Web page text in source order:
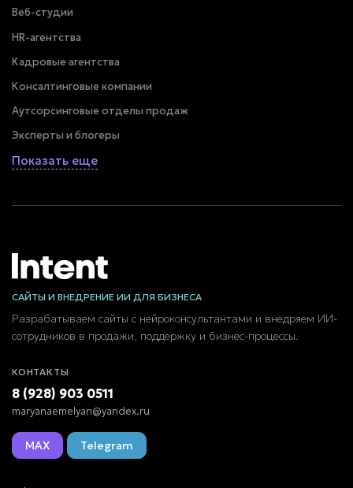
Веб-студии
HR-агентства
Кадровые агентства
Консалтинговые компании
Аутсорсинговые отделы продаж
Эксперты и блогеры
Показать еще
САЙТЫ И ВНЕДРЕНИЕ ИИ ДЛЯ БИЗНЕСА
Разрабатываем сайты с нейроконсультантами и внедряем ИИ-
сотрудников в продажи, поддержку и бизнес-процессы.
КОНТАКТЫ
8 (928) 903 0511
maryanaemelyan@yandex.ru
MAX Telegram